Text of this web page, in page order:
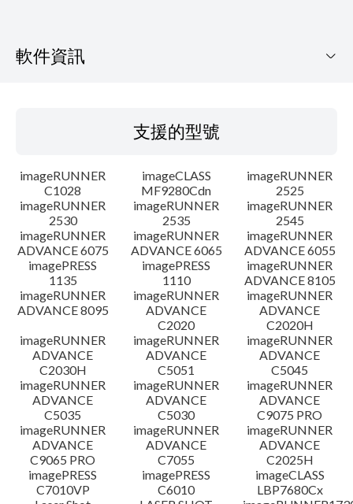
軟件資訊
語言
設置說明
檔案資料
免責聲明
支援的型號
imageRUNNER
C1028
imageCLASS
MF9280Cdn
imageRUNNER
2525
imageRUNNER
2530
imageRUNNER
2535
imageRUNNER
2545
imageRUNNER
ADVANCE 6075
imageRUNNER
ADVANCE 6065
imageRUNNER
ADVANCE 6055
imagePRESS
1135
imagePRESS
1110
imageRUNNER
ADVANCE 8105
imageRUNNER
ADVANCE 8095
imageRUNNER
ADVANCE
C2020
imageRUNNER
ADVANCE
C2020H
imageRUNNER
ADVANCE
C2030H
imageRUNNER
ADVANCE
C5051
imageRUNNER
ADVANCE
C5045
imageRUNNER
ADVANCE
C5035
imageRUNNER
ADVANCE
C5030
imageRUNNER
ADVANCE
C9075 PRO
imageRUNNER
ADVANCE
C9065 PRO
imageRUNNER
ADVANCE
C7055
imageRUNNER
ADVANCE
C2025H
imagePRESS
C7010VP
imagePRESS
C6010
imageCLASS
LBP7680Cx